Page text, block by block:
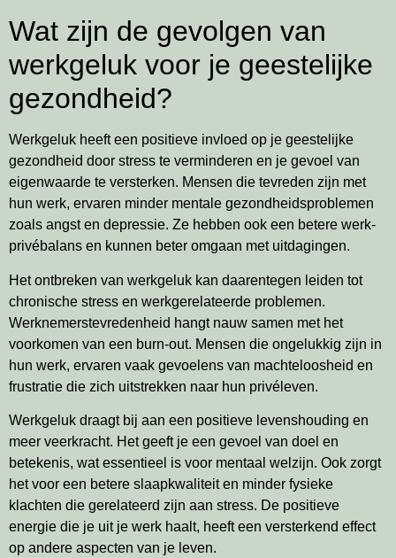
Wat zijn de gevolgen van
werkgeluk voor je geestelijke
gezondheid?
Werkgeluk heeft een positieve invloed op je geestelijke
gezondheid door stress te verminderen en je gevoel van
eigenwaarde te versterken. Mensen die tevreden zijn met
hun werk, ervaren minder mentale gezondheidsproblemen
zoals angst en depressie. Ze hebben ook een betere werk-
privébalans en kunnen beter omgaan met uitdagingen.
Het ontbreken van werkgeluk kan daarentegen leiden tot
chronische stress en werkgerelateerde problemen.
Werknemerstevredenheid hangt nauw samen met het
voorkomen van een burn-out. Mensen die ongelukkig zijn in
hun werk, ervaren vaak gevoelens van machteloosheid en
frustratie die zich uitstrekken naar hun privéleven.
Werkgeluk draagt bij aan een positieve levenshouding en
meer veerkracht. Het geeft je een gevoel van doel en
betekenis, wat essentieel is voor mentaal welzijn. Ook zorgt
het voor een betere slaapkwaliteit en minder fysieke
klachten die gerelateerd zijn aan stress. De positieve
energie die je uit je werk haalt, heeft een versterkend effect
op andere aspecten van je leven.